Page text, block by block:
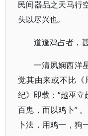
民间器品之天马行
头以尽兴也。
道逢鸡占者，
一清夙娴西洋
觉其由来或不比《
纪》即载：“越巫
百鬼，而以鸡卜”
卜法，用鸡一，狗